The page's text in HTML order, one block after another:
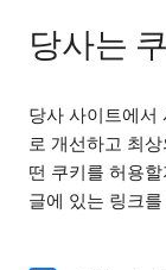
당사는
당사 사이트에서
로 개선하고 최
떤 쿠키를 허용
글에 있는 링크